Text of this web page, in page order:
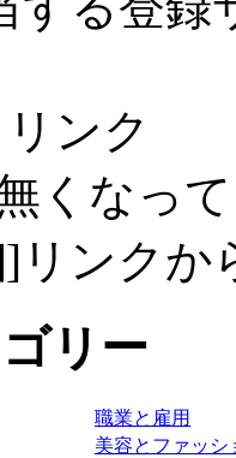
ンク
くなっ
]リンクか
リー
職業と雇用
美容とファッシ